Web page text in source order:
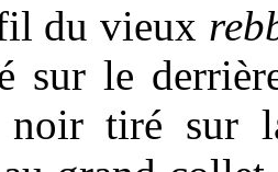
du vieux
sur le
noir tiré sur